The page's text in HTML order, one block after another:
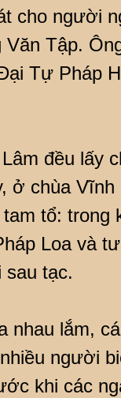
cho người
Tập.
Tự Pháp
đều lấy
ở chùa
tổ: trong
Loa và
sau tạc.
nhau lắm,
người
khi các